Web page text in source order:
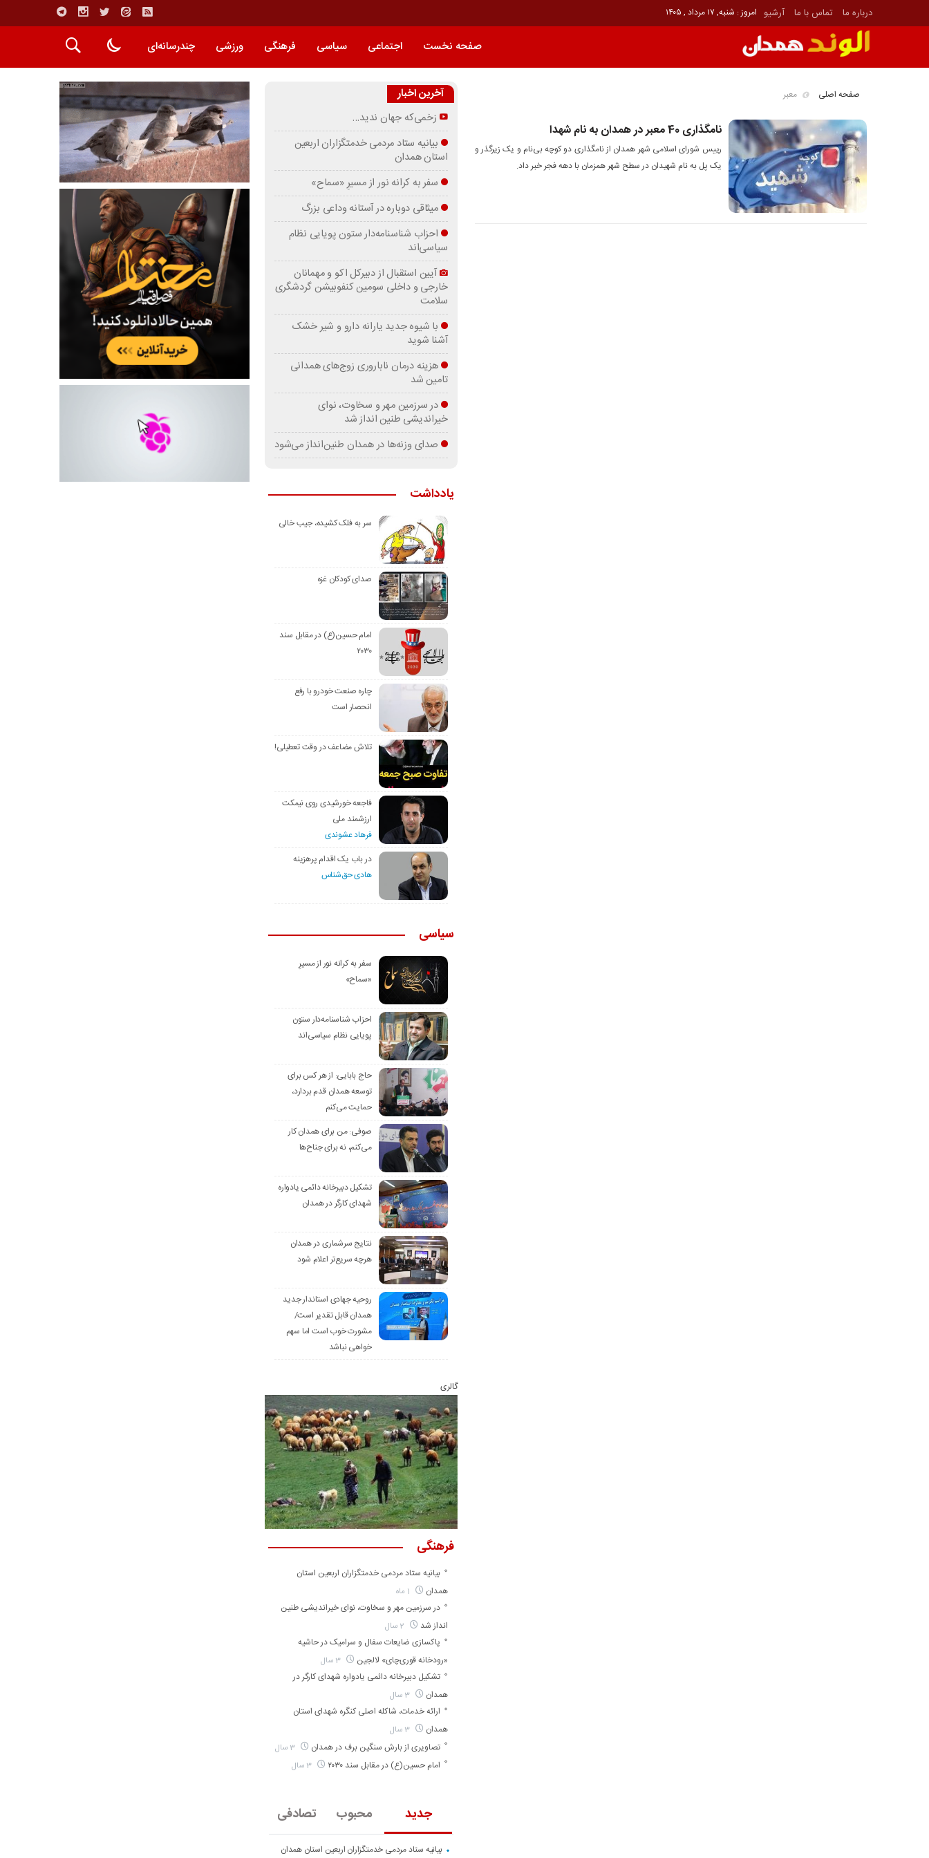
درباره ما تماس با ما آرشیو امروز : شنبه, ۱۷ مرداد , ۱۴۰۵
صفحه نخست اجتماعی سیاسی فرهنگی ورزشی چندرسانه‌ای
صفحه اصلی معبر
نامگذاری 40 معبر در همدان به نام شهدا
رییس شورای اسلامی شهر همدان از نامگذاری دو کوچه بی‌نام و یک زیرگذر و
یک پل به نام شهیدان در سطح شهر همزمان با دهه فجر خبر داد.
آخرین اخبار
زخمی‌که جهان ندید…
بیانیه ستاد مردمی خدمتگزاران اربعین
استان همدان
سفر به کرانه‌ نور از مسیرِ «سماح»
میثاقی دوباره در آستانه‌ وداعی بزرگ
احزاب شناسنامه‌دار ستون پویایی نظام
سیاسی‌اند
آیین استقبال از دبیرکل اکو و مهمانان
خارجی و داخلی سومین کنفوبیشن گردشگری
سلامت
با شیوه جدید یارانه دارو و شیر خشک
آشنا شوید
هزینه درمان ناباروری زوج‌های همدانی
تامین شد
در سرزمین مهر و سخاوت، نوای
خیراندیشی طنین انداز شد
صدای وزنه‌ها در همدان طنین‌انداز می‌شود
یادداشت
سر به فلک کشیده، جیب خالی
صدای کودکان غزه
امام حسین(ع) در مقابل سند
۲۰۳۰
چاره صنعت خودرو با رفع
انحصار است
تلاش مضاعف در وقت تعطیلی!
فاجعه خورشیدی روی نیمکت
ارزشمند ملی
فرهاد عشوندی
در باب یک اقدام پرهزینه
هادی حق‌شناس
سیاسی
سفر به کرانه‌ نور از مسیرِ
«سماح»
احزاب شناسنامه‌دار ستون
پویایی نظام سیاسی‌اند
حاج بابایی: از هر کس برای
توسعه همدان قدم بردارد،
حمایت می‌کنم
صوفی: من برای همدان کار
می‌کنم، نه برای جناح‌ها
تشکیل دبیرخانه دائمی یادواره
شهدای کارگر در همدان
نتایج سرشماری در همدان
هرچه سریع‌تر اعلام شود
روحیه جهادی استاندار جدید
همدان قابل تقدیر است/
مشورت خوب است اما سهم
خواهی نباشد
گالری
جدید محبوب تصادفی
بیانیه ستاد مردمی خدمتگزاران اربعین استان همدان
فرهنگی
بیانیه ستاد مردمی خدمتگزاران اربعین استان
همدان
در سرزمین مهر و سخاوت، نوای خیراندیشی طنین
انداز شد
پاکسازی ضایعات سفال و سرامیک در حاشیه
«رودخانه قوری‌چای» لالجین
3 سال
تشکیل دبیرخانه دائمی یادواره شهدای کارگر در
همدان
3 سال
ارائه خدمات، شاکله اصلی کنگره شهدای استان
همدان
3 سال
تصاویری از بارش سنگین برف در همدان 3 سال
امام حسین(ع) در مقابل سند ۲۰۳۰ 3 سال